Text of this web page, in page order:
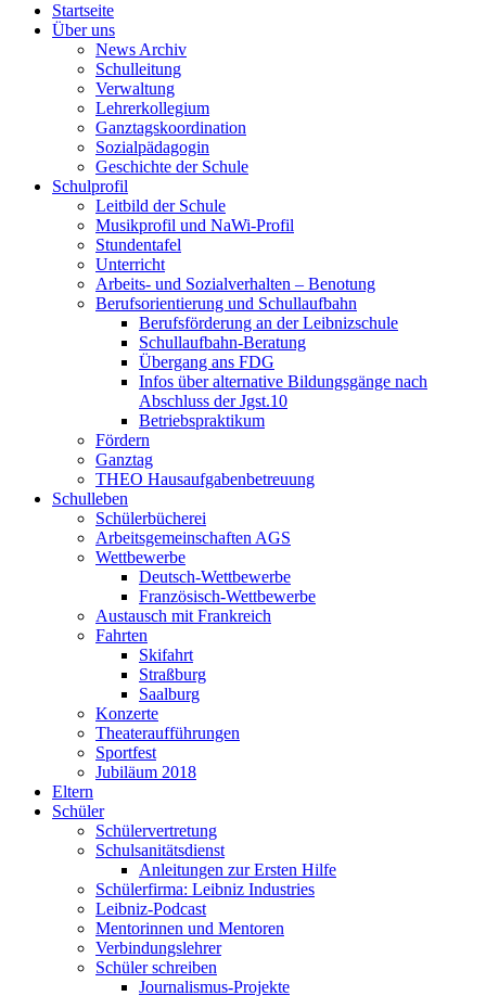
Startseite
Über uns
News Archiv
Schulleitung
Verwaltung
Lehrerkollegium
Ganztagskoordination
Sozialpädagogin
Geschichte der Schule
Schulprofil
Leitbild der Schule
Musikprofil und NaWi-Profil
Stundentafel
Unterricht
Arbeits- und Sozialverhalten – Benotung
Berufsorientierung und Schullaufbahn
Berufsförderung an der Leibnizschule
Schullaufbahn-Beratung
Übergang ans FDG
Infos über alternative Bildungsgänge nach
Abschluss der Jgst.10
Betriebspraktikum
Fördern
Ganztag
THEO Hausaufgabenbetreuung
Schulleben
Schülerbücherei
Arbeitsgemeinschaften AGS
Wettbewerbe
Deutsch-Wettbewerbe
Französisch-Wettbewerbe
Austausch mit Frankreich
Fahrten
Skifahrt
Straßburg
Saalburg
Konzerte
Theateraufführungen
Sportfest
Jubiläum 2018
Eltern
Schüler
Schülervertretung
Schulsanitätsdienst
Anleitungen zur Ersten Hilfe
Schülerfirma: Leibniz Industries
Leibniz-Podcast
Mentorinnen und Mentoren
Verbindungslehrer
Schüler schreiben
Journalismus-Projekte